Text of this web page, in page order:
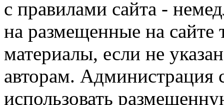
с правилами сайта -
на размещенные на сайте
материалы, если не
авторам. Администрация
использовать